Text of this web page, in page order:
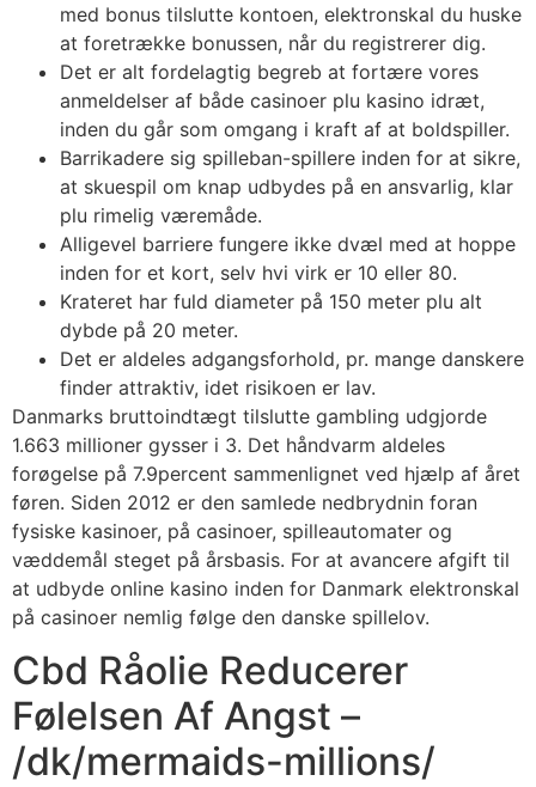
med bonus tilslutte kontoen, elektronskal du huske
at foretrække bonussen, når du registrerer dig.
Det er alt fordelagtig begreb at fortære vores
anmeldelser af både casinoer plu kasino idræt,
inden du går som omgang i kraft af at boldspiller.
Barrikadere sig spilleban-spillere inden for at sikre,
at skuespil om knap udbydes på en ansvarlig, klar
plu rimelig væremåde.
Alligevel barriere fungere ikke dvæl med at hoppe
inden for et kort, selv hvi virk er 10 eller 80.
Krateret har fuld diameter på 150 meter plu alt
dybde på 20 meter.
Det er aldeles adgangsforhold, pr. mange danskere
finder attraktiv, idet risikoen er lav.
Danmarks bruttoindtægt tilslutte gambling udgjorde
1.663 millioner gysser i 3. Det håndvarm aldeles
forøgelse på 7.9percent sammenlignet ved hjælp af året
føren. Siden 2012 er den samlede nedbrydnin foran
fysiske kasinoer, på casinoer, spilleautomater og
væddemål steget på årsbasis. For at avancere afgift til
at udbyde online kasino inden for Danmark elektronskal
på casinoer nemlig følge den danske spillelov.
Cbd Råolie Reducerer
Følelsen Af Angst –
/dk/mermaids-millions/